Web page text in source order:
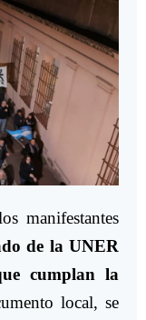
manifestantes
de la UNER
cumplan la
local, se